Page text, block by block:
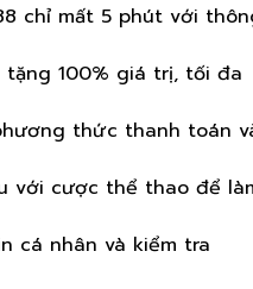
chỉ mất 5 phút với
100% giá trị, tối đa
thức thanh toán
với cược thể thao để
cá nhân và kiểm tra